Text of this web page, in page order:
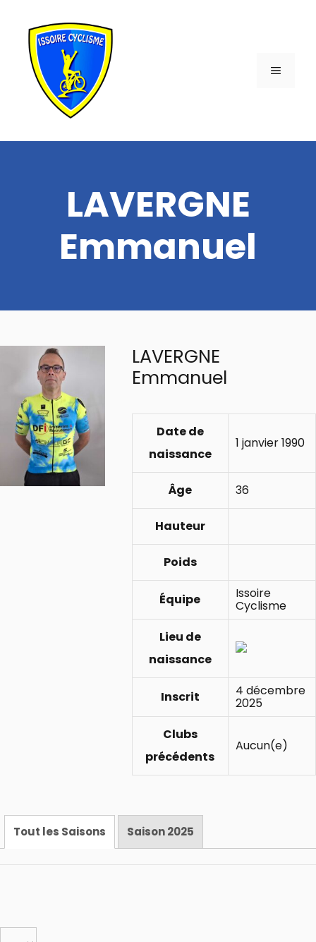
contenu
MENU
LAVERGNE
Emmanuel
LAVERGNE
Emmanuel
Date de
naissance
1 janvier 1990
Âge 36
Hauteur
Poids
Équipe Issoire
Cyclisme
Lieu de
naissance
Inscrit 4 décembre
2025
Clubs
précédents
Aucun(e)
Tout les Saisons Saison 2025